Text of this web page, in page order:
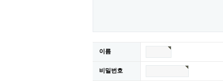
이름
비밀번호